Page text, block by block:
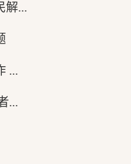
解...
...
...